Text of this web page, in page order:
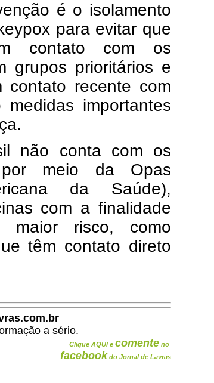
é o isolamento
para evitar que
contato com os
grupos prioritários e
contato recente com
importantes
não conta com os
meio da Opas
da Saúde),
com a finalidade
risco, como
têm contato direto
a sério.
Clique AQUI e comente no
facebook do Jornal de Lavras